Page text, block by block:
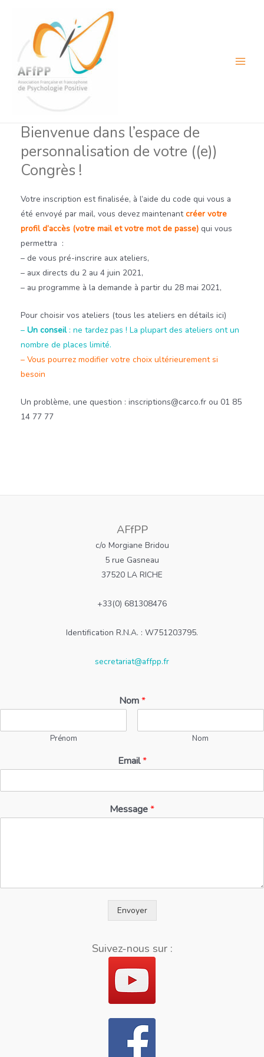
Bienvenue dans l’espace de
personnalisation de votre ((e))
Congrès !
Votre inscription est finalisée, à l’aide du code qui vous a
été envoyé par mail, vous devez maintenantcréer votre
profil d’accès (votre mail et votre mot de passe) qui vous
permettra :
– de vous pré-inscrire aux ateliers,
– aux directs du 2 au 4 juin 2021,
– au programme à la demande à partir du 28 mai 2021,
Pour choisir vos ateliers (tous les ateliers en détails ici)
– Un conseil: ne tardez pas ! La plupart des ateliers ont un
nombre de places limité.
– Vous pourrez modifier votre choix ultérieurement si
besoin
Un problème, une question : inscriptions@carco.fr ou 01 85
14 77 77
AFfPP
c/o Morgiane Bridou
5 rue Gasneau
37520 LA RICHE
+33(0) 681308476
Identification R.N.A. : W751203795.
secretariat@affpp.fr
Nom*
Prénom Nom
Email*
Message*
Envoyer
Suivez-nous sur :